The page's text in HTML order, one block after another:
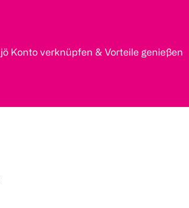
jö Konto verknüpfen & Vorteile genießen